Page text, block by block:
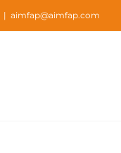
| aimfap@aimfap.com